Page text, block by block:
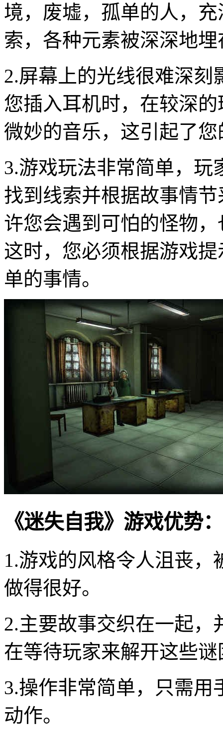
境，废墟，孤单的人，
索，各种元素被深深地
2.屏幕上的光线很难深
您插入耳机时，在较深
微妙的音乐，这引起了
3.游戏玩法非常简单，
找到线索并根据故事情
许您会遇到可怕的怪物
这时，您必须根据游戏
单的事情。
《迷失自我》游戏优势：
1.游戏的风格令人沮丧
做得很好。
2.主要故事交织在一起
在等待玩家来解开这些谜
3.操作非常简单，只需
动作。